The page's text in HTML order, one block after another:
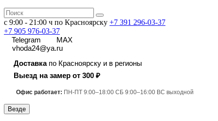
с 9:00 - 21:00 ч по Красноярску +7 391 296-03-37
+7 905 976-03-37
Telegram
MAX
vhoda24@ya.ru
Доставкапо Красноярску и в регионы
Выезд на замер от 300 ₽
Офис работает: ПН-ПТ 9:00–18:00 СБ 9:00–16:00 ВС выходной
Везде